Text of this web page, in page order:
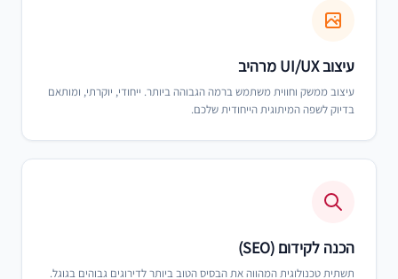
עיצוב UI/UX מרהיב
עיצוב ממשק וחווית משתמש ברמה הגבוהה ביותר. ייחודי, יוקרתי, ומותאם
בדיוק לשפה המיתוגית הייחודית שלכם.
הכנה לקידום (SEO)
תשתית טכנולוגית המהווה את הבסיס הטוב ביותר לדירוגים גבוהים בגוגל.